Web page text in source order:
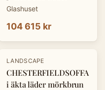
Glashuset
104 615 kr
- 25%
LANDSCAPE
CHESTERFIELDSOFFA
i äkta läder mörkbrun